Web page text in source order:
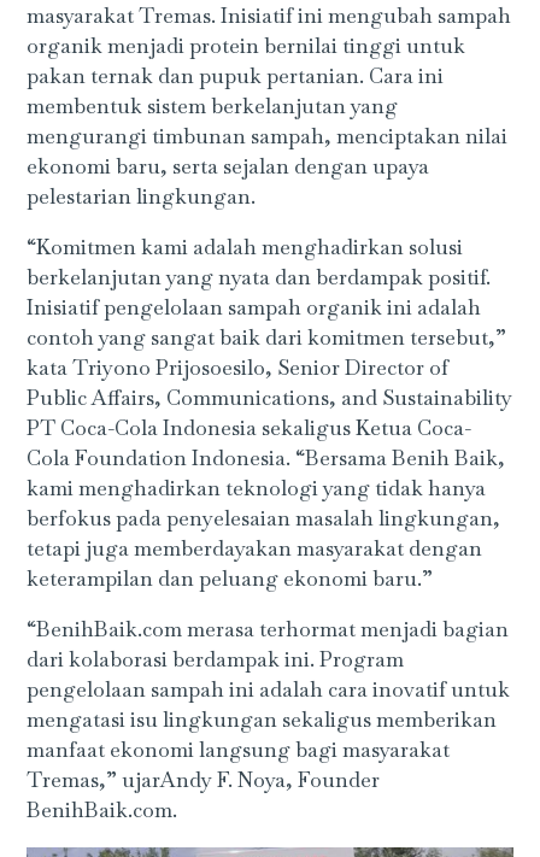
masyarakat Tremas. Inisiatif ini mengubah sampah
organik menjadi protein bernilai tinggi untuk
pakan ternak dan pupuk pertanian. Cara ini
membentuk sistem berkelanjutan yang
mengurangi timbunan sampah, menciptakan nilai
ekonomi baru, serta sejalan dengan upaya
pelestarian lingkungan.
“Komitmen kami adalah menghadirkan solusi
berkelanjutan yang nyata dan berdampak positif.
Inisiatif pengelolaan sampah organik ini adalah
contoh yang sangat baik dari komitmen tersebut,”
kata Triyono Prijosoesilo, Senior Director of
Public Affairs, Communications, and Sustainability
PT Coca-Cola Indonesia sekaligus Ketua Coca-
Cola Foundation Indonesia. “Bersama Benih Baik,
kami menghadirkan teknologi yang tidak hanya
berfokus pada penyelesaian masalah lingkungan,
tetapi juga memberdayakan masyarakat dengan
keterampilan dan peluang ekonomi baru.”
“BenihBaik.com merasa terhormat menjadi bagian
dari kolaborasi berdampak ini. Program
pengelolaan sampah ini adalah cara inovatif untuk
mengatasi isu lingkungan sekaligus memberikan
manfaat ekonomi langsung bagi masyarakat
Tremas,” ujarAndy F. Noya, Founder
BenihBaik.com.